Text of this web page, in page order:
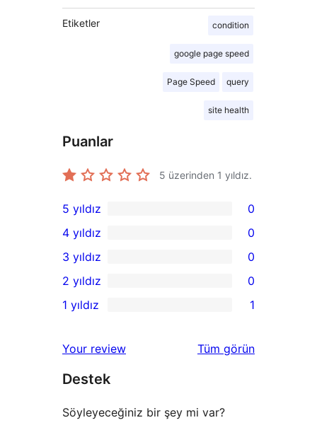
Etiketler condition
google page speed
Page Speed query
site health
Puanlar
5 üzerinden 1 yıldız.
0
5
yıldızlı
inceleme
5 yıldız 0
4
yıldızlı
inceleme
4 yıldız 0
0
3
yıldızlı
3 yıldız 0
2
inceleme
2 yıldız 0
yıldızlı
inceleme
1 yıldız 1
Your review Tüm değerlendirmeleri
görün
Destek
Söyleyeceğiniz bir şey mi var?